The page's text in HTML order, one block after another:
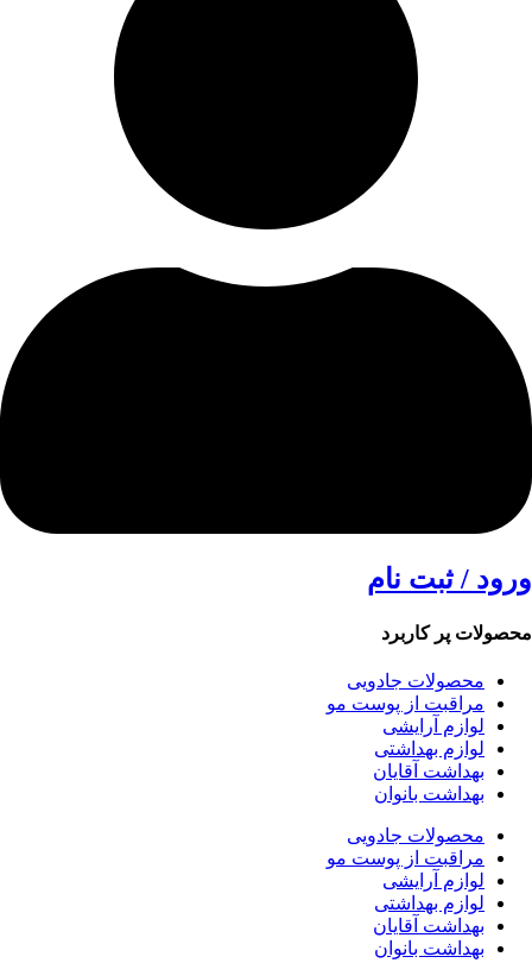
ورود / ثبت نام
محصولات پر کاربرد
محصولات جادویی
مراقبت از پوست مو
لوازم آرایشی
لوازم بهداشتی
بهداشت آقایان
بهداشت بانوان
محصولات جادویی
مراقبت از پوست مو
لوازم آرایشی
لوازم بهداشتی
بهداشت آقایان
بهداشت بانوان